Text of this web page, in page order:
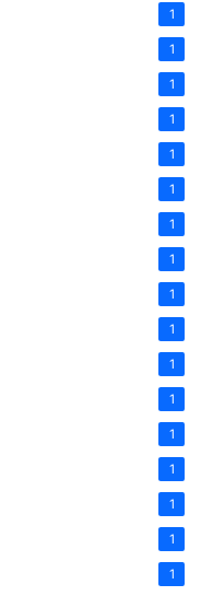
1
1
1
1
1
1
1
1
1
1
1
1
1
1
1
1
1